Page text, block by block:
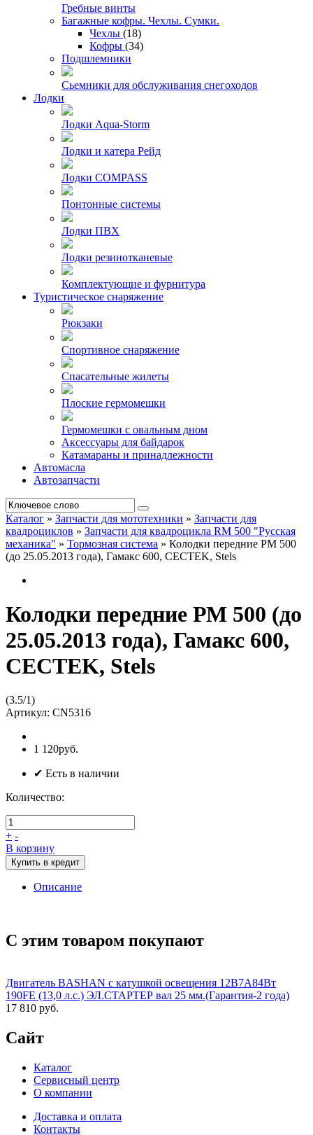
Гребные винты
Багажные кофры. Чехлы. Сумки.
Чехлы (18)
Кофры (34)
Подшлемники
Сьемники для обслуживания снегоходов
Лодки
Лодки Aqua-Storm
Лодки и катера Рейд
Лодки COMPASS
Понтонные системы
Лодки ПВХ
Лодки резинотканевые
Комплектующие и фурнитура
Туристическое снаряжение
Рюкзаки
Спортивное снаряжение
Спасательные жилеты
Плоские гермомешки
Гермомешки с овальным дном
Аксессуары для байдарок
Катамараны и принадлежности
Автомасла
Автозапчасти
Каталог » Запчасти для мототехники » Запчасти для
квадроциклов » Запчасти для квадроцикла RM 500 "Русская
механика" » Тормозная система » Колодки передние РМ 500
(до 25.05.2013 года), Гамакс 600, CECTEK, Stels
Колодки передние РМ 500 (до
25.05.2013 года), Гамакс 600,
CECTEK, Stels
(3.5/1)
Артикул: CN5316
1 120руб.
✔ Есть в наличии
Количество:
+ -
В корзину
Купить в кредит
Описание
С этим товаром покупают
Двигатель BASHAN с катушкой освещения 12В7А84Вт
190FE (13,0 л.с.) ЭЛ.СТАРТЕР вал 25 мм.(Гарантия-2 года)
17 810 руб.
Сайт
Каталог
Сервисный центр
О компании
Доставка и оплата
Контакты